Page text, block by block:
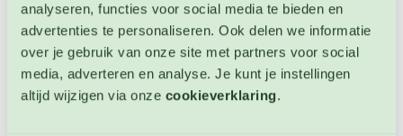
analyseren, functies voor social media te bieden en
advertenties te personaliseren. Ook delen we informatie
over je gebruik van onze site met partners voor social
media, adverteren en analyse. Je kunt je instellingen
altijd wijzigen via onze cookieverklaring.
Artikelnummer: 667
€ 3,50
OP VOORRAAD